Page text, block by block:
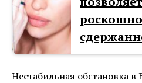
Нестабильная обстановка